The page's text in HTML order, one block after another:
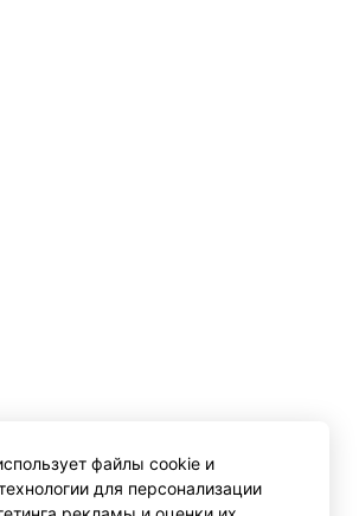
файлы cookie и
для персонализации